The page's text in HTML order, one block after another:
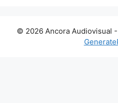
© 2026 Ancora Audiovisual